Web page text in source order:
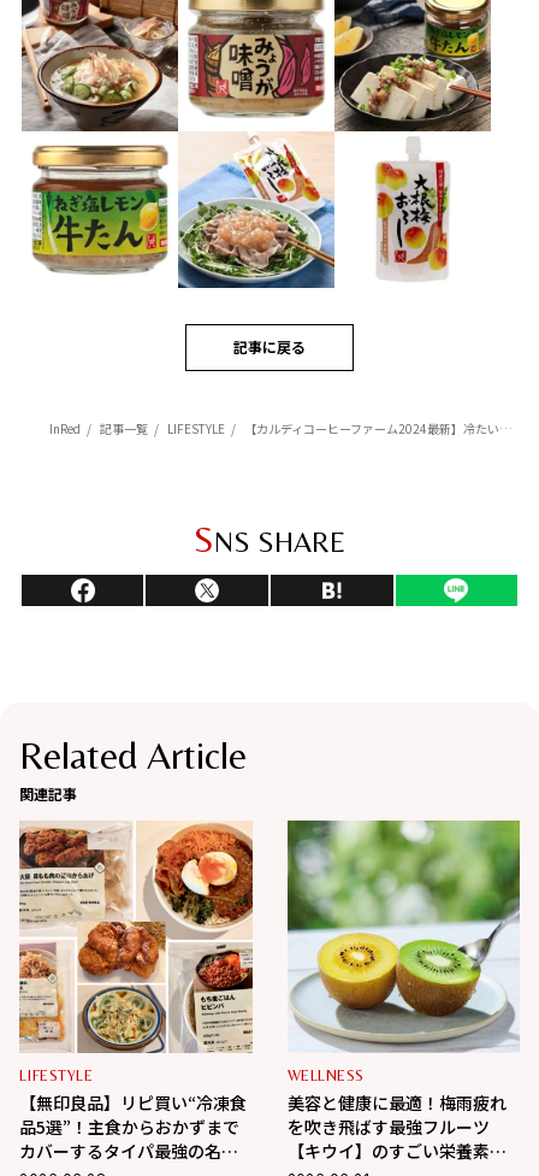
記事に戻る
InRed 記事一覧 LIFESTYLE 【カルディコーヒーファーム2024最新】冷たい麺やご飯にちょい足し！味変アイテム3選
SNS SHARE
Related Article
関連記事
LIFESTYLE
【無印良品】リピ買い“冷凍食
品5選”！主食からおかずまで
カバーするタイパ最強の名品
WELLNESS
美容と健康に最適！梅雨疲れ
を吹き飛ばす最強フルーツ
【キウイ】のすごい栄養素教